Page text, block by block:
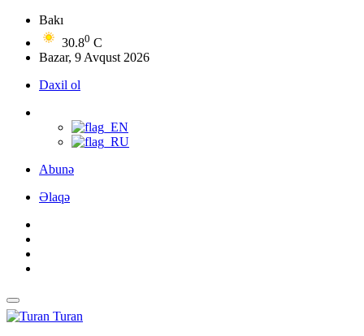
Bakı
30.80 C
Bazar, 9 Avqust 2026
Daxil ol
Abunə
Əlaqə
Turan